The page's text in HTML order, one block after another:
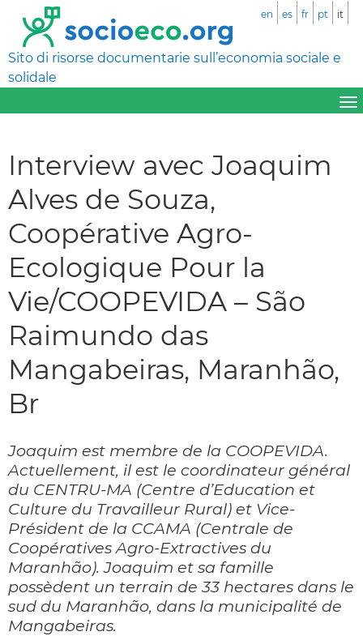
Sito di risorse documentarie sull’economia sociale e
solidale
en es fr pt it
Interview avec Joaquim
Alves de Souza,
Coopérative Agro-
Ecologique Pour la
Vie/COOPEVIDA – São
Raimundo das
Mangabeiras, Maranhão,
Br
Joaquim est membre de la COOPEVIDA.
Actuellement, il est le coordinateur général
du CENTRU-MA (Centre d’Education et
Culture du Travailleur Rural) et Vice-
Président de la CCAMA (Centrale de
Coopératives Agro-Extractives du
Maranhão). Joaquim et sa famille
possèdent un terrain de 33 hectares dans le
sud du Maranhão, dans la municipalité de
Mangabeiras.